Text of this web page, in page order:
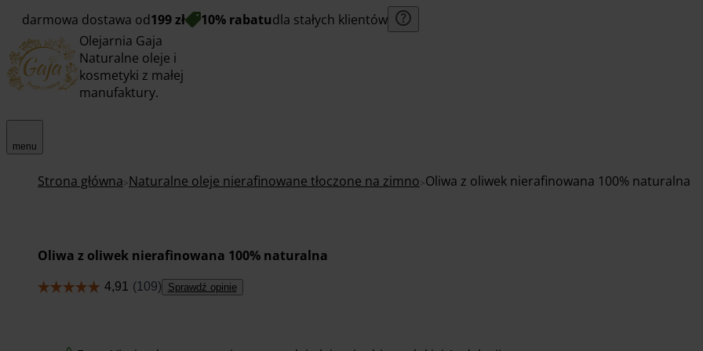
darmowa dostawa od199 zł 10% rabatudla stałych klientów
Olejarnia Gaja
Naturalne oleje i
kosmetyki z małej
manufaktury.
menu
Strona główna Naturalne oleje nierafinowane tłoczone na zimno Oliwa z oliwek nierafinowana 100% naturalna
Oliwa z oliwek nierafinowana 100% naturalna
Sprawdź opinie